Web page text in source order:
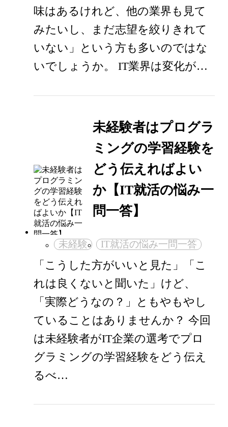
味はあるけれど、他の業界も見て
みたいし、まだ志望を絞りきれて
いない」という方も多いのではな
いでしょうか。 IT業界は変化が…
未経験者はプログラ
ミングの学習経験を
どう伝えればよい
か【IT就活の悩み一
問一答】
未経験 IT就活の悩み一問一答
「こうした方がいいと見た」「こ
れは良くないと聞いた」けど、
「実際どうなの？」ともやもやし
ていることはありませんか？ 今回
は未経験者がIT企業の選考でプロ
グラミングの学習経験をどう伝え
るべ…